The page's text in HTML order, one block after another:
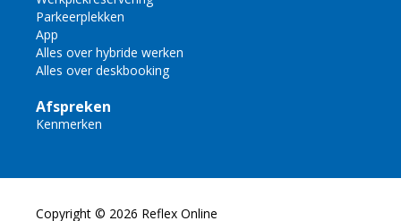
Parkeerplekken
App
Alles over hybride werken
Alles over deskbooking
Afspreken
Kenmerken
Copyright © 2026 Reflex Online